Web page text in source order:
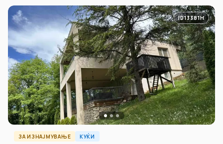
ID13381H
ЗА ИЗНАЈМУВАЊЕ КУЌИ